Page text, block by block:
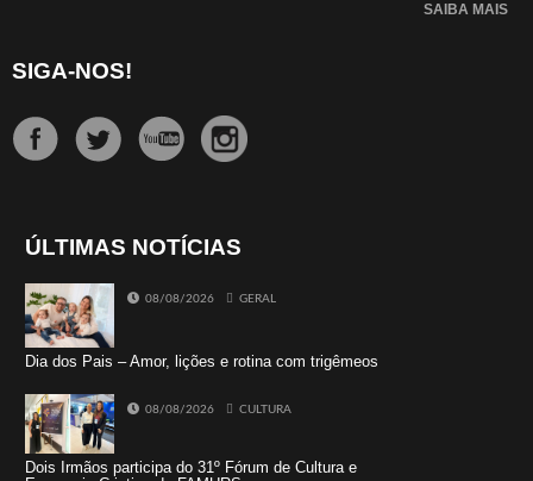
SAIBA MAIS
SIGA-NOS!
ÚLTIMAS NOTÍCIAS
08/08/2026 GERAL
Dia dos Pais – Amor, lições e rotina com trigêmeos
08/08/2026 CULTURA
Dois Irmãos participa do 31º Fórum de Cultura e